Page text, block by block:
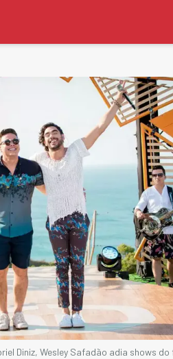
Diniz, Wesley Safadão adia shows do